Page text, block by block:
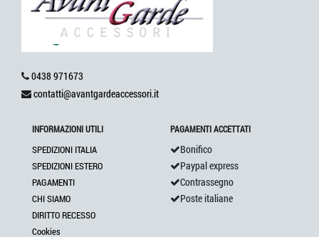
0438 971673
contatti@avantgardeaccessori.it
INFORMAZIONI UTILI
SPEDIZIONI ITALIA
SPEDIZIONI ESTERO
PAGAMENTI
CHI SIAMO
DIRITTO RECESSO
Cookies
PAGAMENTI ACCETTATI
Bonifico
Paypal express
Contrassegno
Poste italiane